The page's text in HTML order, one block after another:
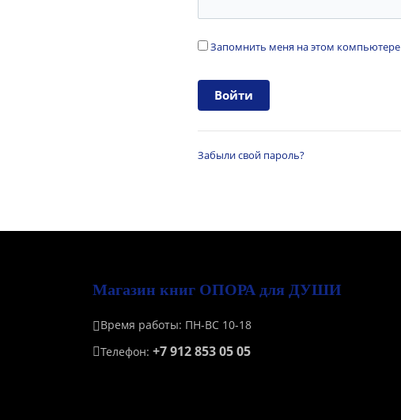
Запомнить меня на этом компьютере
Забыли свой пароль?
Магазин книг ОПОРА для ДУШИ
Время работы: ПН-ВС 10-18
Телефон: +7 912 853 05 05